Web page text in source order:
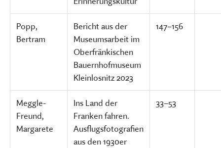
Popp,
Bertram
Bericht aus der
Museumsarbeit im
Oberfränkischen
Bauernhofmuseum
Kleinlosnitz 2023
147–156
Meggle-
Freund,
Margarete
Ins Land der
Franken fahren.
Ausflugsfotografien
aus den 1930er
33–53